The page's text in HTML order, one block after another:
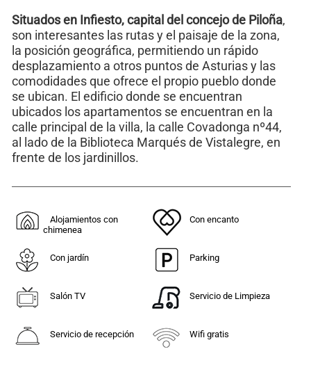
Situados en Infiesto, capital del concejo de Piloña,
son interesantes las rutas y el paisaje de la zona,
la posición geográfica, permitiendo un rápido
desplazamiento a otros puntos de Asturias y las
comodidades que ofrece el propio pueblo donde
se ubican. El edificio donde se encuentran
ubicados los apartamentos se encuentran en la
calle principal de la villa, la calle Covadonga nº44,
al lado de la Biblioteca Marqués de Vistalegre, en
frente de los jardinillos.
Alojamientos con
chimenea
Con encanto
Con jardín Parking
Salón TV Servicio de Limpieza
Servicio de recepción Wifi gratis